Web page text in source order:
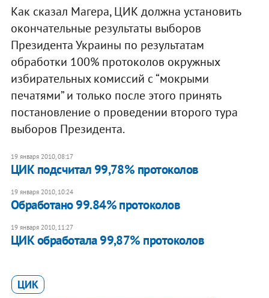
Как сказал Магера, ЦИК должна установить
окончательные результаты выборов
Президента Украины по результатам
обработки 100% протоколов окружных
избирательных комиссий с “мокрыми
печатями” и только после этого принять
постановление о проведении второго тура
выборов Президента.
19 января 2010, 08:17
ЦИК подсчитал 99,78% протоколов
19 января 2010, 10:24
Обработано 99.84% протоколов
19 января 2010, 11:27
ЦИК обработала 99,87% протоколов
ЦИК